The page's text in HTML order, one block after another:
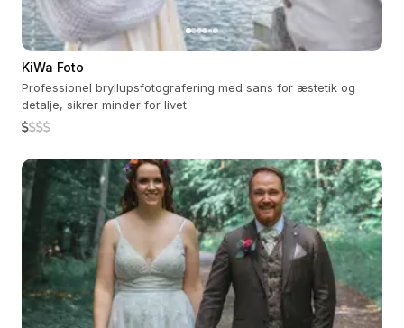
KiWa Foto
Professionel bryllupsfotografering med sans for æstetik og
detalje, sikrer minder for livet.